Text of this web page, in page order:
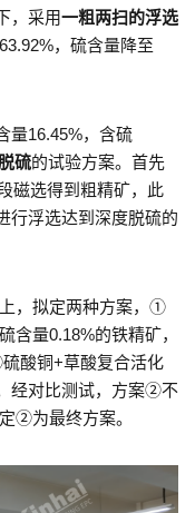
，采用一粗两扫的浮选
，硫含量降至
量16.45%，含硫
硫的试验方案。首先
磁选得到粗精矿，此
行浮选达到深度脱硫的
，拟定两种方案，①
含量0.18%的铁精矿，
酸铜+草酸复合活化
经对比测试，方案②不
②为最终方案。